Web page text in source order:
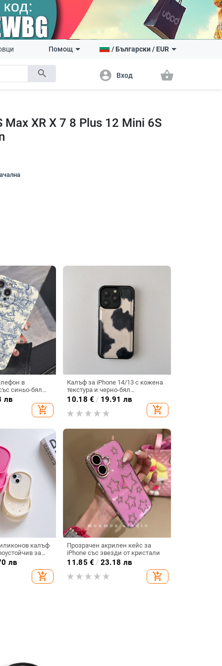
search
Помощ /Български/ EUR
account_circle Вход shopping_basket
XR X 7 8 Plus 12 Mini 6S
в
синьо-бял
ултратънък,
за iPhone 16 и
лв
add_shopping_cart
Калъф за iPhone 14/13 с кожена
текстура и черно-бял
животински принт,
противоударна защита
10.18 € / 19.91 лв
add_shopping_cart
калъф
за
15
лв
add_shopping_cart
Прозрачен акрилен кейс за
iPhone със звезди от кристали
11.85 € / 23.18 лв
add_shopping_cart